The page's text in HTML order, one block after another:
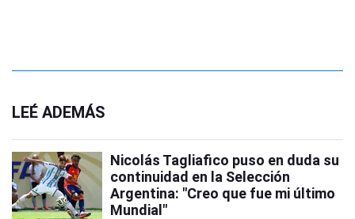
LEÉ ADEMÁS
Nicolás Tagliafico puso en duda su
continuidad en la Selección
Argentina: "Creo que fue mi último
Mundial"